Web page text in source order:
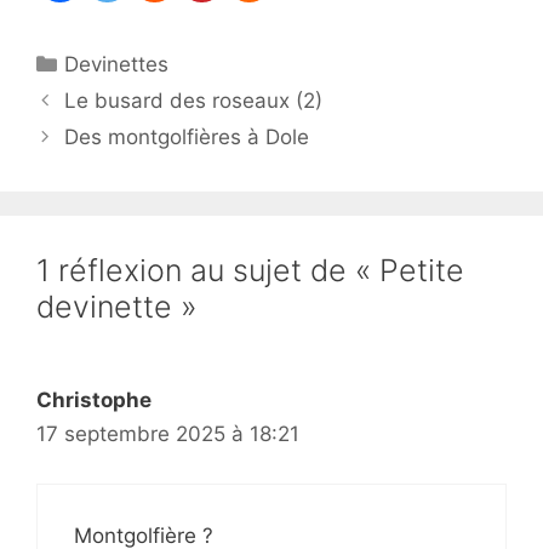
Catégories
Devinettes
Le busard des roseaux (2)
Des montgolfières à Dole
1 réflexion au sujet de « Petite
devinette »
Christophe
17 septembre 2025 à 18:21
Montgolfière ?